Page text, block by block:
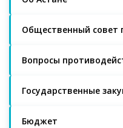
Общественный совет
Вопросы
Государственные
Бюджет